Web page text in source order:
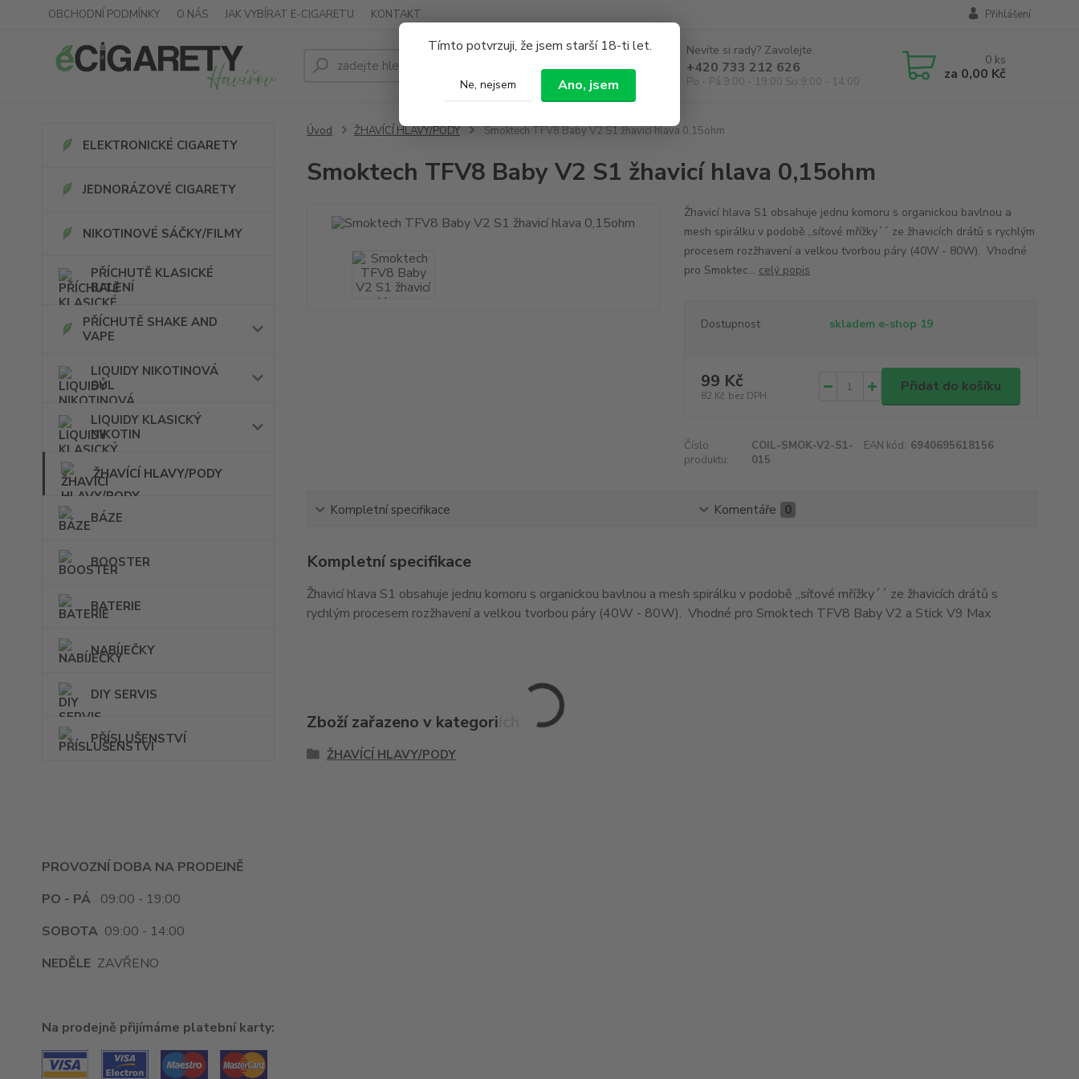
Tímto potvrzuji, že jsem starší 18-ti let.
Ne, nejsem Ano, jsem
OBCHODNÍ PODMÍNKY O NÁS JAK VYBÍRAT E-CIGARETU KONTAKT Přihlášení
Hledat
Nevíte si rady? Zavolejte.
+420 733 212 626
Po - Pá 9:00 - 19:00 So 9:00 - 14:00
0 ks
za 0,00 Kč
ELEKTRONICKÉ CIGARETY
JEDNORÁZOVÉ CIGARETY
NIKOTINOVÉ SÁČKY/FILMY
PŘÍCHUTĚ KLASICKÉ
BALENÍ
PŘÍCHUTĚ SHAKE AND
VAPE
LIQUIDY NIKOTINOVÁ
SŮL
LIQUIDY KLASICKÝ
NIKOTIN
ŽHAVÍCÍ HLAVY/PODY
BÁZE
BOOSTER
BATERIE
NABÍJEČKY
DIY SERVIS
PŘÍSLUŠENSTVÍ
PROVOZNÍ DOBA NA PRODEJNĚ
PO - PÁ 09:00 - 19:00
SOBOTA 09:00 - 14:00
NEDĚLE ZAVŘENO
Na prodejně přijímáme platební karty:
Úvod ŽHAVÍCÍ HLAVY/PODY Smoktech TFV8 Baby V2 S1 žhavicí hlava 0,15ohm
Smoktech TFV8 Baby V2 S1 žhavicí hlava 0,15ohm
Žhavicí hlava S1 obsahuje jednu komoru s organickou bavlnou a
mesh spirálku v podobě ,,síťové mřížky´´ ze žhavicích drátů s rychlým
procesem rozžhavení a velkou tvorbou páry (40W - 80W). Vhodné
pro Smoktec... celý popis
Dostupnost skladem e-shop 19
99 Kč
82 Kč bez DPH
Přidat do košíku
Číslo
produktu:
COIL-SMOK-V2-S1-
015
EAN kód: 6940695618156
Kompletní specifikace Komentáře 0
Kompletní specifikace
Žhavicí hlava S1 obsahuje jednu komoru s organickou bavlnou a mesh spirálku v podobě ,,síťové mřížky´´ ze žhavicích drátů s
rychlým procesem rozžhavení a velkou tvorbou páry (40W - 80W). Vhodné pro Smoktech TFV8 Baby V2 a Stick V9 Max
Zboží zařazeno v kategoriích
ŽHAVÍCÍ HLAVY/PODY